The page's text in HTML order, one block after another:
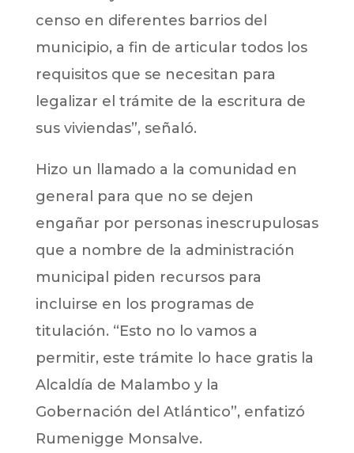
censo en diferentes barrios del
municipio, a fin de articular todos los
requisitos que se necesitan para
legalizar el trámite de la escritura de
sus viviendas”, señaló.
Hizo un llamado a la comunidad en
general para que no se dejen
engañar por personas inescrupulosas
que a nombre de la administración
municipal piden recursos para
incluirse en los programas de
titulación. “Esto no lo vamos a
permitir, este trámite lo hace gratis la
Alcaldía de Malambo y la
Gobernación del Atlántico”, enfatizó
Rumenigge Monsalve.